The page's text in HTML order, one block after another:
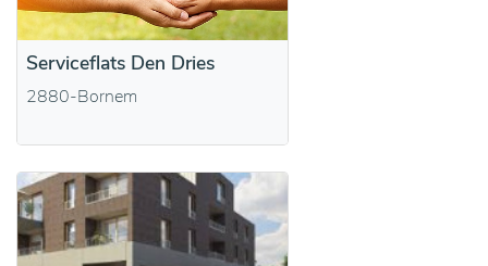
Serviceflats Den Dries
2880-Bornem